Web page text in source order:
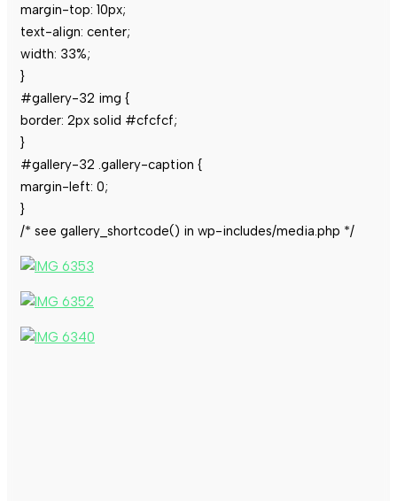
margin-top: 10px;
text-align: center;
width: 33%;
}
#gallery-32 img {
border: 2px solid #cfcfcf;
}
#gallery-32 .gallery-caption {
margin-left: 0;
}
/* see gallery_shortcode() in wp-includes/media.php */